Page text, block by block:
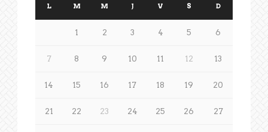
L M M J V S D
1 2 3 4 5 6
7 8 9 10 11 12 13
14 15 16 17 18 19 20
21 22 23 24 25 26 27